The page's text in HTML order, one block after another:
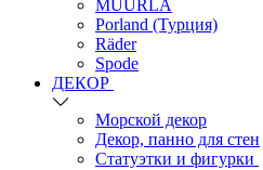
MUURLA
Porland (Турция)
Räder
Spode
ДЕКОР
Морской декор
Декор, панно для стен
Статуэтки и фигурки